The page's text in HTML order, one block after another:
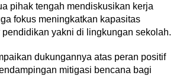
pihak tengah mendiskusikan kerja
fokus meningkatkan kapasitas
pendidikan yakni di lingkungan sekolah.
dukungannya atas peran positif
mitigasi bencana bagi